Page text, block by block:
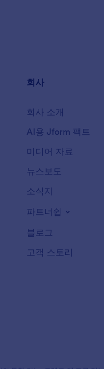
회사
회사 소개
AI용 Jform 팩트
미디어 자료
뉴스보도
소식지
파트너쉽
블로그
고객 스토리